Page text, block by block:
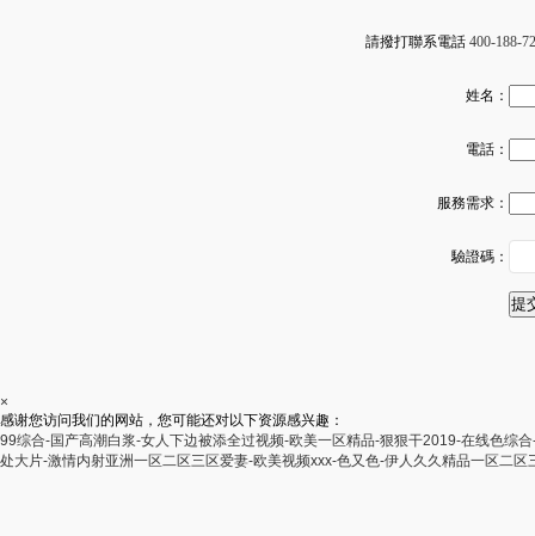
請撥打聯系電話 400-188-
姓名：
電話：
服務需求：
驗證碼：
×
感谢您访问我们的网站，您可能还对以下资源感兴趣：
99综合-国产高潮白浆-女人下边被添全过视频-欧美一区精品-狠狠干2019-在线色综
处大片-激情内射亚洲一区二区三区爱妻-欧美视频xxx-色又色-伊人久久精品一区二